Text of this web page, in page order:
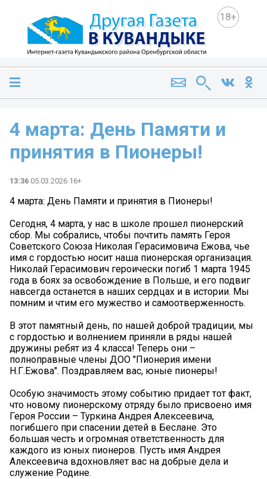
18+
4 марта: День Памяти и
принятия в Пионеры!
13:36 05.03.2026 16+
4 марта: День Памяти и принятия в Пионеры!
Сегодня, 4 марта, у нас в школе прошел пионерский
сбор. Мы собрались, чтобы почтить память Героя
Советского Союза Николая Герасимовича Ежова, чье
имя с гордостью носит наша пионерская организация.
Николай Герасимович героически погиб 1 марта 1945
года в боях за освобождение в Польше, и его подвиг
навсегда останется в наших сердцах и в истории. Мы
помним и чтим его мужество и самоотверженность.
В этот памятный день, по нашей доброй традиции, мы
с гордостью и волнением приняли в ряды нашей
дружины ребят из 4 класса! Теперь они –
полноправные члены ДОО "Пионерия имени
Н.Г.Ежова". Поздравляем вас, юные пионеры!
Особую значимость этому событию придает тот факт,
что новому пионерскому отряду было присвоено имя
Героя России – Туркина Андрея Алексеевича,
погибшего при спасении детей в Беслане. Это
большая честь и огромная ответственность для
каждого из юных пионеров. Пусть имя Андрея
Алексеевича вдохновляет вас на добрые дела и
служение Родине.